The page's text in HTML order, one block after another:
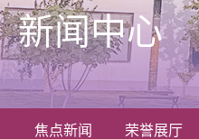
焦点新闻 荣誉展厅
新闻中心